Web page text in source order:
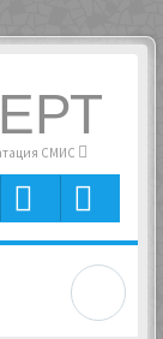
СМИС